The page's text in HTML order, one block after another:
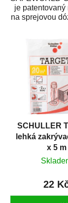
je patentovaný
na sprejovou
SCHULLER
lehká
x 5 m
22